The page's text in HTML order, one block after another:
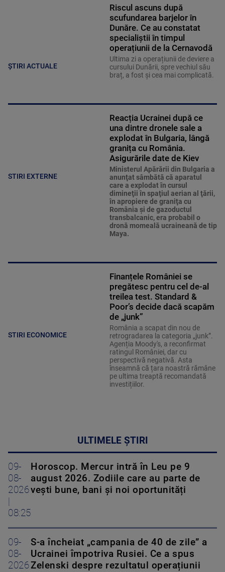
ȘTIRI ACTUALE
Riscul ascuns după
scufundarea barjelor în
Dunăre. Ce au constatat
specialiștii în timpul
operațiunii de la Cernavodă
Ultima zi a operațiunii de deviere a
cursului Dunării, spre vechiul său
braț, a fost și cea mai complicată.
STIRI EXTERNE
Reacția Ucrainei după ce
una dintre dronele sale a
explodat în Bulgaria, lângă
granița cu România.
Asigurările date de Kiev
Ministerul Apărării din Bulgaria a
anunţat sâmbătă că aparatul
care a explodat în cursul
dimineţii în spaţiul aerian al ţării,
în apropiere de graniţa cu
România şi de gazoductul
transbalcanic, era probabil o
dronă momeală ucraineană de tip
Maya.
STIRI ECONOMICE
Finanțele României se
pregătesc pentru cel de-al
treilea test. Standard &
Poor’s decide dacă scapăm
de „junk”
România a scapat din nou de
retrogradarea la categoria „junk”.
Agenția Moody's, a reconfirmat
ratingul României, dar cu
perspectivă negativă. Asta
înseamnă că țara noastră rămâne
pe ultima treaptă recomandată
investițiilor.
ULTIMELE ȘTIRI
09-
08-
2026
08:25
Horoscop. Mercur intră în Leu pe 9
august 2026. Zodiile care au parte de
vești bune, bani și noi oportunități
09-
08-
2026
S-a încheiat „campania de 40 de zile” a
Ucrainei împotriva Rusiei. Ce a spus
Zelenski despre rezultatul operațiunii